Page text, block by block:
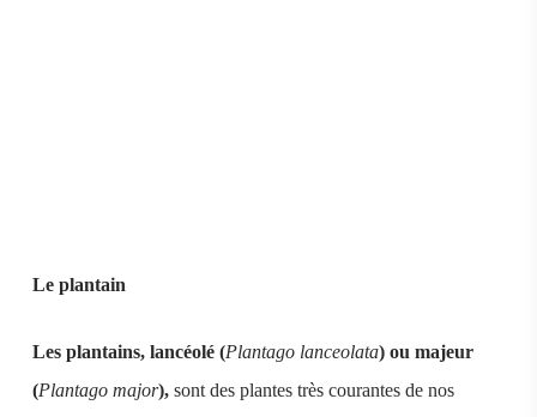
Le plantain
Les plantains, lancéolé (Plantago lanceolata) ou majeur
(Plantago major),sont des plantes très courantes de nos